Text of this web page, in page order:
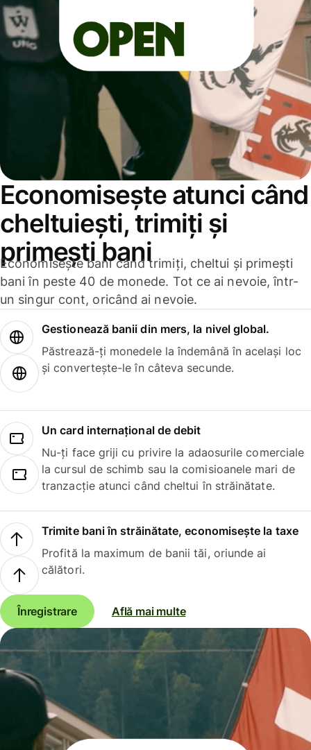
Economisește atunci când
cheltuiești, trimiți și
primești bani
Economisește bani când trimiți, cheltui și primești
bani în peste 40 de monede. Tot ce ai nevoie, într-
un singur cont, oricând ai nevoie.
Gestionează banii din mers, la nivel global.
Păstrează-ți monedele la îndemână în același loc
și convertește-le în câteva secunde.
Un card internațional de debit
Nu-ți face griji cu privire la adaosurile comerciale
la cursul de schimb sau la comisioanele mari de
tranzacție atunci când cheltui în străinătate.
Trimite bani în străinătate, economisește la taxe
Profită la maximum de banii tăi, oriunde ai
călători.
Înregistrare Află mai multe